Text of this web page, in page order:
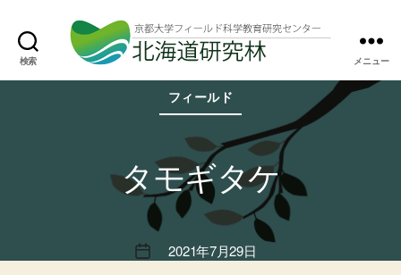
検索
道
研
究
林
メニュー
カ
テ
ゴ
ー
フィールド
タモギタケ
投
2021年7月29日